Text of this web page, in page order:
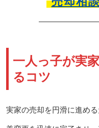
一人っ子が実
るコツ
実家の売却を円滑に進め